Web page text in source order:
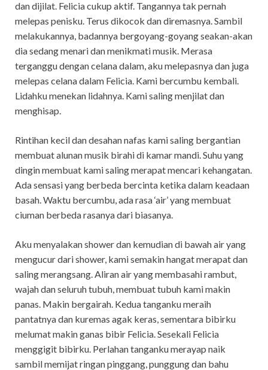
dan dijilat. Felicia cukup aktif. Tangannya tak pernah
melepas penisku. Terus dikocok dan diremasnya. Sambil
melakukannya, badannya bergoyang-goyang seakan-akan
dia sedang menari dan menikmati musik. Merasa
terganggu dengan celana dalam, aku melepasnya dan juga
melepas celana dalam Felicia. Kami bercumbu kembali.
Lidahku menekan lidahnya. Kami saling menjilat dan
menghisap.
Rintihan kecil dan desahan nafas kami saling bergantian
membuat alunan musik birahi di kamar mandi. Suhu yang
dingin membuat kami saling merapat mencari kehangatan.
Ada sensasi yang berbeda bercinta ketika dalam keadaan
basah. Waktu bercumbu, ada rasa ‘air’ yang membuat
ciuman berbeda rasanya dari biasanya.
Aku menyalakan shower dan kemudian di bawah air yang
mengucur dari shower, kami semakin hangat merapat dan
saling merangsang. Aliran air yang membasahi rambut,
wajah dan seluruh tubuh, membuat tubuh kami makin
panas. Makin bergairah. Kedua tanganku meraih
pantatnya dan kuremas agak keras, sementara bibirku
melumat makin ganas bibir Felicia. Sesekali Felicia
menggigit bibirku. Perlahan tanganku merayap naik
sambil memijat ringan pinggang, punggung dan bahu